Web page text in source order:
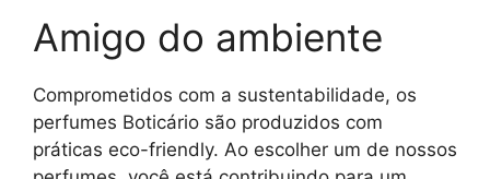
Amigo do ambiente
Comprometidos com a sustentabilidade, os
perfumes Boticário são produzidos com
práticas eco-friendly. Ao escolher um de nossos